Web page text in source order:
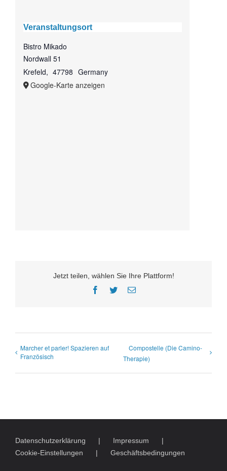
Veranstaltungsort
Bistro Mikado
Nordwall 51
Krefeld, 47798 Germany
Google-Karte anzeigen
Jetzt teilen, wählen Sie Ihre Plattform!
Facebook
TwitterE-
Marcher et parler! Spazieren auf
Französisch
Compostelle (Die Camino-
Therapie)
Datenschutzerklärung
Impressum
Cookie-Einstellungen
Geschäftsbedingungen